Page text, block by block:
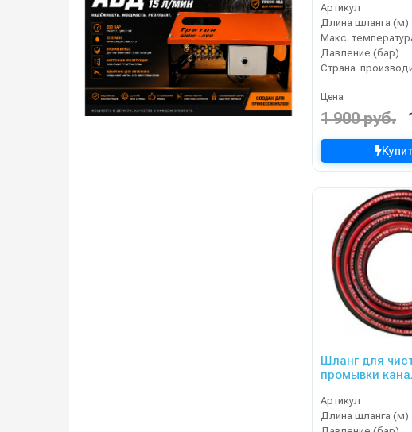
Артикул
Длина шланга (м)
Давление (бар)
Страна-
Цена
1 900 руб.
Шланг для
промывки
Артикул
Длина шланга (м)